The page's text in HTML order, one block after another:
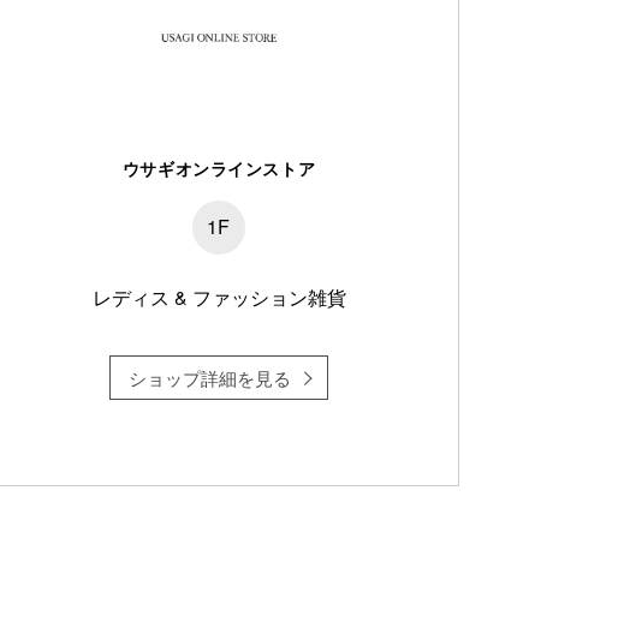
ウサギオンラインストア
1F
レディス & ファッション雑貨
ショップ詳細を見る